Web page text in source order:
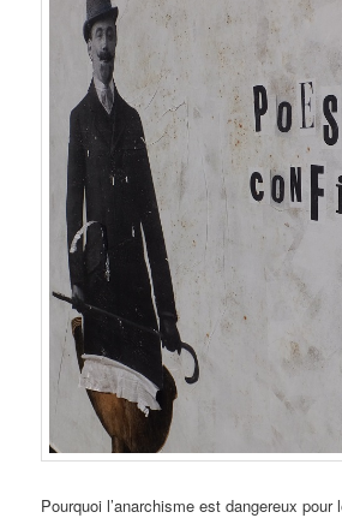
Pourquoi l’anarchisme est dangereux